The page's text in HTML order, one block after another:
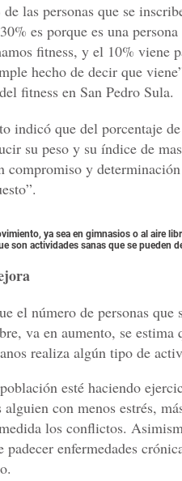
las personas que se
es porque es una
fitness, y el 10% viene
hecho de decir que
fitness en San Pedro Sula.
indicó que del porcentaje
su peso y su índice de
compromiso y
ya sea en gimnasios o al aire
son actividades sanas que se pueden
el número de personas
va en aumento, se estima
realiza algún tipo de
esté haciendo
alguien con menos estrés,
los conflictos.
padecer enfermedades